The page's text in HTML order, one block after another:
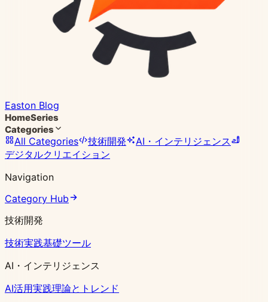
Easton Blog
HomeSeries
Categories
All Categories 技術開発
AI・インテリジェンス
デジタルクリエイション
Navigation
Category Hub
技術開発
技術実践基礎ツール
AI・インテリジェンス
AI活用実践理論とトレンド